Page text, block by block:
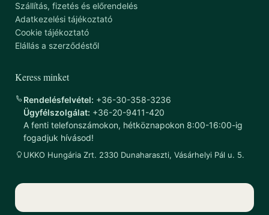
Szállítás, fizetés és előrendelés
Adatkezelési tájékoztató
Cookie tájékoztató
Elállás a szerződéstől
Keress minket
Rendelésfelvétel: +36-30-358-3236
Ügyfélszolgálat: +36-20-9411-420
A fenti telefonszámokon, hétköznapokon 8:00-16:00-ig
fogadjuk hívásod!
UKKO Hungária Zrt. 2330 Dunaharaszti, Vásárhelyi Pál u. 5.